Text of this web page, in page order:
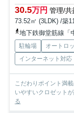
30.5万円 管理/共
73.52㎡ (3LDK) /築
地下鉄御堂筋線「
駐輪場 オートロ
インターネット対応
こだわりポイント満
いやすいクロゼット
る